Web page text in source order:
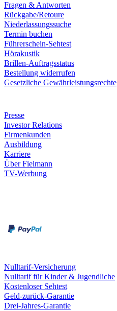
Fragen & Antworten
Rückgabe/Retoure
Niederlassungssuche
Termin buchen
Führerschein-Sehtest
Hörakustik
Brillen-Auftragsstatus
Bestellung widerrufen
Gesetzliche Gewährleistungsrechte
Presse
Investor Relations
Firmenkunden
Ausbildung
Karriere
Über Fielmann
TV-Werbung
Nulltarif-Versicherung
Nulltarif für Kinder & Jugendliche
Kostenloser Sehtest
Geld-zurück-Garantie
Drei-Jahres-Garantie